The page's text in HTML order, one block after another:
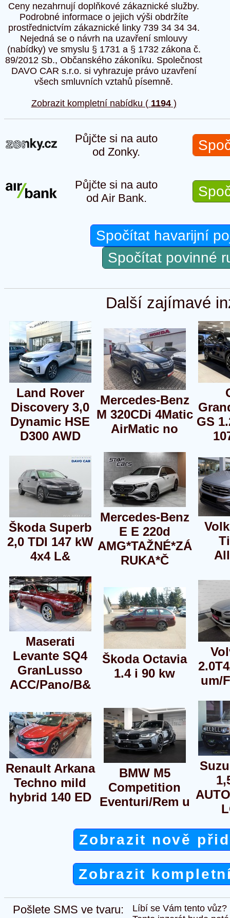
Ceny nezahrnují doplňkové zákaznické služby.
Podrobné informace o jejich výši obdržíte
prostřednictvím zákaznické linky 739 34 34 34.
Nejedná se o návrh na uzavření smlouvy
(nabídky) ve smyslu § 1731 a § 1732 zákona č.
89/2012 Sb., Občanského zákoníku. Společnost
DAVO CAR s.r.o. si vyhrazuje právo uzavření
všech smluvních vztahů písemně.
Zobrazit kompletní nabídku ( 1194)
Půjčte si na auto
od Zonky.
Půjčte si na auto
od Air Bank.
Spočítat havarijní
Spočítat povinné
Další zajímavé
Land Rover
Discovery 3,0
Dynamic HSE
D300 AWD
Mercedes-Benz
M 320CDi 4Matic
AirMatic no
GS
Škoda Superb
2,0 TDI 147 kW
4x4 L&
Mercedes-Benz
E E 220d
AMG*TAŽNÉ*ZÁ
RUKA*Č
Maserati
Levante SQ4
GranLusso
ACC/Pano/B&
Škoda Octavia
1.4 i 90 kw
um/
Renault Arkana
Techno mild
hybrid 140 ED
BMW M5
Competition
Eventuri/Rem u
Zobrazit nově
Zobrazit
Pošlete SMS ve tvaru:
Líbí se Vám tento